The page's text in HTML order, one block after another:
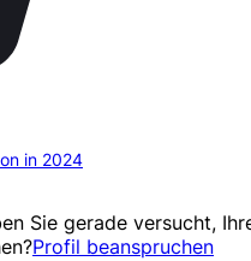
in 2024
Sie gerade versucht,
Profil beanspruchen